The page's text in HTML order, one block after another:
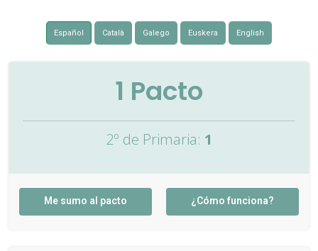
Español Català Galego Euskera English
1 Pacto
2º de Primaria: 1
Me sumo al pacto ¿Cómo funciona?